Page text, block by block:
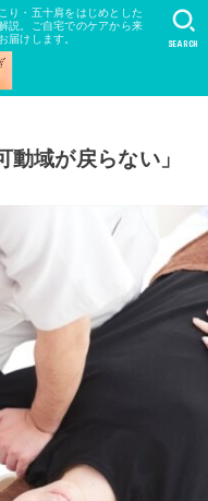
り・五十肩をはじめとした
説。ご自宅でのケアから来
届けします。
SEARCH
域が戻らない」